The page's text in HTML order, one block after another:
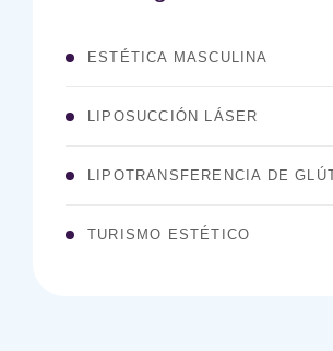
ESTÉTICA MASCULINA
LIPOSUCCIÓN LÁSER
LIPOTRANSFERENCIA DE
TURISMO ESTÉTICO